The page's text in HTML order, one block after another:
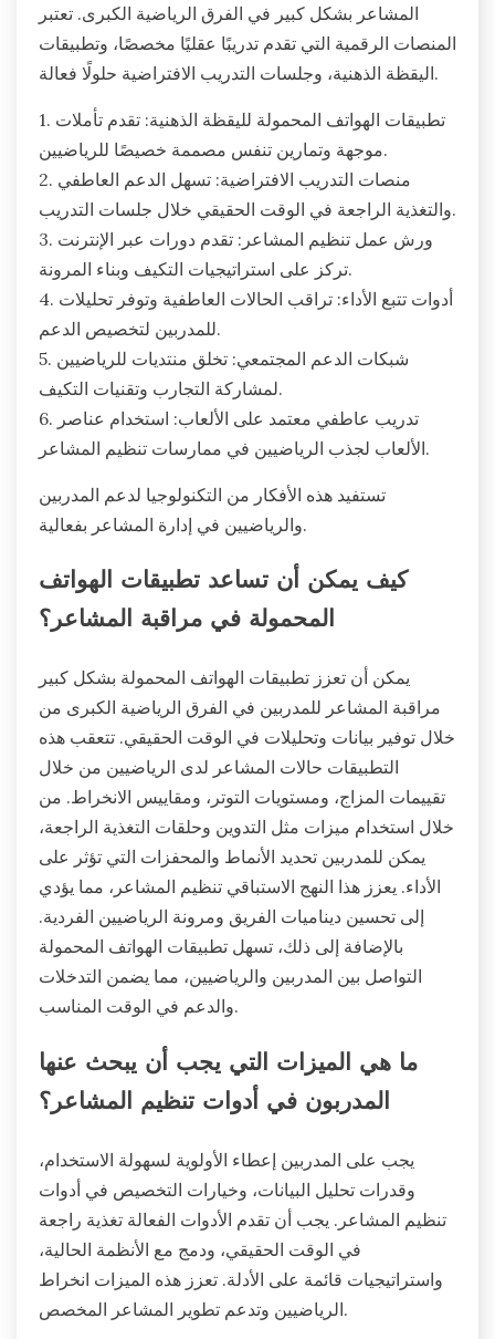
المشاعر بشكل كبير في الفرق الرياضية الكبرى. تعتبر
المنصات الرقمية التي تقدم تدريبًا عقليًا مخصصًا، وتطبيقات
اليقظة الذهنية، وجلسات التدريب الافتراضية حلولًا فعالة.
1. تطبيقات الهواتف المحمولة لليقظة الذهنية: تقدم تأملات
موجهة وتمارين تنفس مصممة خصيصًا للرياضيين.
2. منصات التدريب الافتراضية: تسهل الدعم العاطفي
والتغذية الراجعة في الوقت الحقيقي خلال جلسات التدريب.
3. ورش عمل تنظيم المشاعر: تقدم دورات عبر الإنترنت
تركز على استراتيجيات التكيف وبناء المرونة.
4. أدوات تتبع الأداء: تراقب الحالات العاطفية وتوفر تحليلات
للمدربين لتخصيص الدعم.
5. شبكات الدعم المجتمعي: تخلق منتديات للرياضيين
لمشاركة التجارب وتقنيات التكيف.
6. تدريب عاطفي معتمد على الألعاب: استخدام عناصر
الألعاب لجذب الرياضيين في ممارسات تنظيم المشاعر.
تستفيد هذه الأفكار من التكنولوجيا لدعم المدربين
والرياضيين في إدارة المشاعر بفعالية.
كيف يمكن أن تساعد تطبيقات الهواتف
المحمولة في مراقبة المشاعر؟
يمكن أن تعزز تطبيقات الهواتف المحمولة بشكل كبير
مراقبة المشاعر للمدربين في الفرق الرياضية الكبرى من
خلال توفير بيانات وتحليلات في الوقت الحقيقي. تتعقب هذه
التطبيقات حالات المشاعر لدى الرياضيين من خلال
تقييمات المزاج، ومستويات التوتر، ومقاييس الانخراط. من
خلال استخدام ميزات مثل التدوين وحلقات التغذية الراجعة،
يمكن للمدربين تحديد الأنماط والمحفزات التي تؤثر على
الأداء. يعزز هذا النهج الاستباقي تنظيم المشاعر، مما يؤدي
إلى تحسين ديناميات الفريق ومرونة الرياضيين الفردية.
بالإضافة إلى ذلك، تسهل تطبيقات الهواتف المحمولة
التواصل بين المدربين والرياضيين، مما يضمن التدخلات
والدعم في الوقت المناسب.
ما هي الميزات التي يجب أن يبحث عنها
المدربون في أدوات تنظيم المشاعر؟
يجب على المدربين إعطاء الأولوية لسهولة الاستخدام،
وقدرات تحليل البيانات، وخيارات التخصيص في أدوات
تنظيم المشاعر. يجب أن تقدم الأدوات الفعالة تغذية راجعة
في الوقت الحقيقي، ودمج مع الأنظمة الحالية،
واستراتيجيات قائمة على الأدلة. تعزز هذه الميزات انخراط
الرياضيين وتدعم تطوير المشاعر المخصص.